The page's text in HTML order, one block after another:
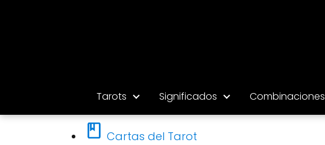
Tarots Significados Combinaciones
Cartas del Tarot